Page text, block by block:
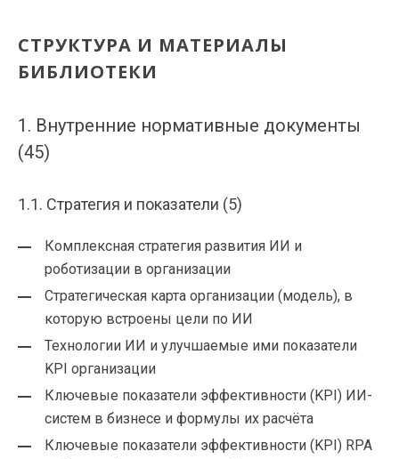
СТРУКТУРА И МАТЕРИАЛЫ
БИБЛИОТЕКИ
1. Внутренние нормативные документы
(45)
1.1. Стратегия и показатели (5)
Комплексная стратегия развития ИИ и
роботизации в организации
Стратегическая карта организации (модель), в
которую встроены цели по ИИ
Технологии ИИ и улучшаемые ими показатели
KPI организации
Ключевые показатели эффективности (KPI) ИИ-
систем в бизнесе и формулы их расчёта
Ключевые показатели эффективности (KPI) RPA